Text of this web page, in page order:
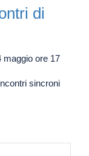
di
ore 17
sincroni